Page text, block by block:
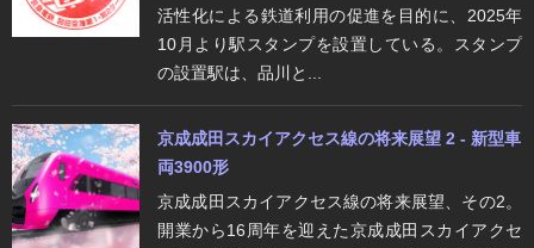
活性化による鉄道利用の促進を目的に、2025年
10月より駅スタンプを設置している。スタンプ
の設置駅は、品川と...
京成成田スカイアクセス線の将来展望 2 - 新型車
両3900形
京成成田スカイアクセス線の将来展望、その2。
開業から16周年を迎えた京成成田スカイアクセ